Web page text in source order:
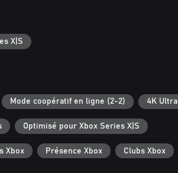
X|S
Mode coopératif en ligne (2-2) 4K
Optimisé pour Xbox Series X|S
Xbox Présence Xbox Clubs Xbox